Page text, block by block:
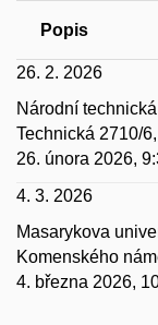
Popis
26. 2. 2026
Národní
Technická 2710/
26. února 2026,
4. 3. 2026
Masarykova
Komenského
4. března 2026,